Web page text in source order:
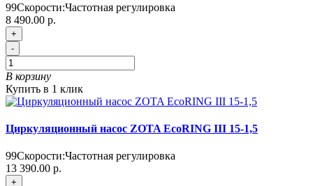
99Скорости:Частотная регулировка
8 490.00 р.
+
-
В корзину
Купить в 1 клик
Циркуляционный насос ZOTA EcoRING III 15-1,5
99Скорости:Частотная регулировка
13 390.00 р.
+